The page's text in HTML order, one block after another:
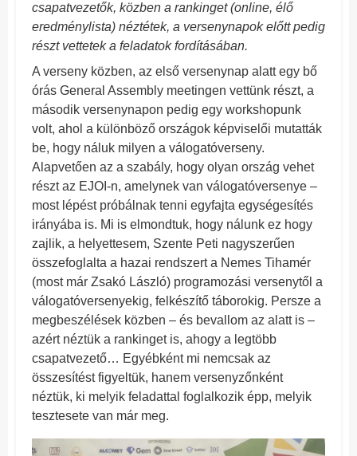
csapatvezetők, közben a rankinget (online, élő
eredménylista) néztétek, a versenynapok előtt pedig
részt vettetek a feladatok fordításában.
A verseny közben, az első versenynap alatt egy bő
órás General Assembly meetingen vettünk részt, a
második versenynapon pedig egy workshopunk
volt, ahol a különböző országok képviselői mutatták
be, hogy náluk milyen a válogatóverseny.
Alapvetően az a szabály, hogy olyan ország vehet
részt az EJOI-n, amelynek van válogatóversenye –
most lépést próbálnak tenni egyfajta egységesítés
irányába is. Mi is elmondtuk, hogy nálunk ez hogy
zajlik, a helyettesem, Szente Peti nagyszerűen
összefoglalta a hazai rendszert a Nemes Tihamér
(most már Zsakó László) programozási versenytől a
válogatóversenyekig, felkészítő táborokig. Persze a
megbeszélések közben – és bevallom az alatt is –
azért néztük a rankinget is, ahogy a legtöbb
csapatvezető… Egyébként mi nemcsak az
összesítést figyeltük, hanem versenyzőnként
néztük, ki melyik feladattal foglalkozik épp, melyik
tesztesete van már meg.